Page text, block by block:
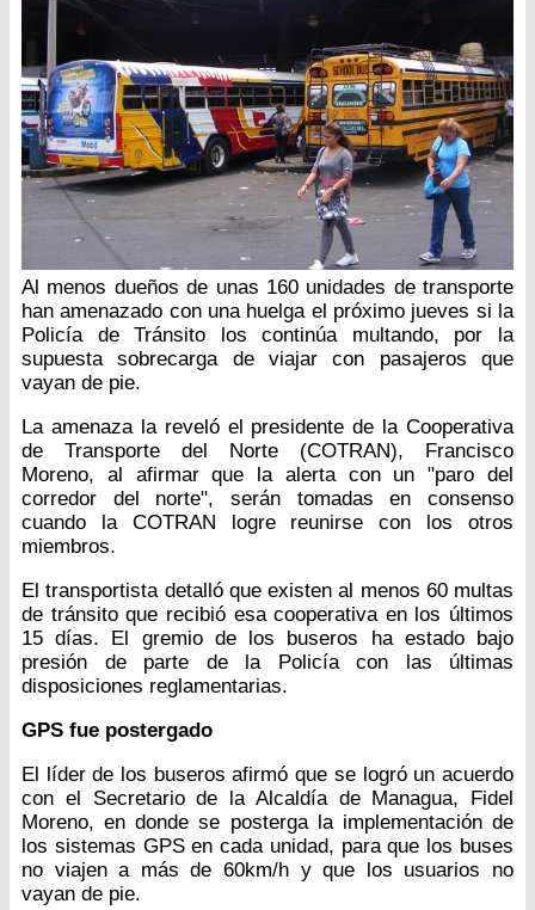
Al menos dueños de unas 160 unidades de transporte
han amenazado con una huelga el próximo jueves si la
Policía de Tránsito los continúa multando, por la
supuesta sobrecarga de viajar con pasajeros que
vayan de pie.
La amenaza la reveló el presidente de la Cooperativa
de Transporte del Norte (COTRAN), Francisco
Moreno, al afirmar que la alerta con un "paro del
corredor del norte", serán tomadas en consenso
cuando la COTRAN logre reunirse con los otros
miembros.
El transportista detalló que existen al menos 60 multas
de tránsito que recibió esa cooperativa en los últimos
15 días. El gremio de los buseros ha estado bajo
presión de parte de la Policía con las últimas
disposiciones reglamentarias.
GPS fue postergado
El líder de los buseros afirmó que se logró un acuerdo
con el Secretario de la Alcaldía de Managua, Fidel
Moreno, en donde se posterga la implementación de
los sistemas GPS en cada unidad, para que los buses
no viajen a más de 60km/h y que los usuarios no
vayan de pie.